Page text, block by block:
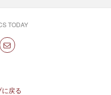
TODAY
に戻る